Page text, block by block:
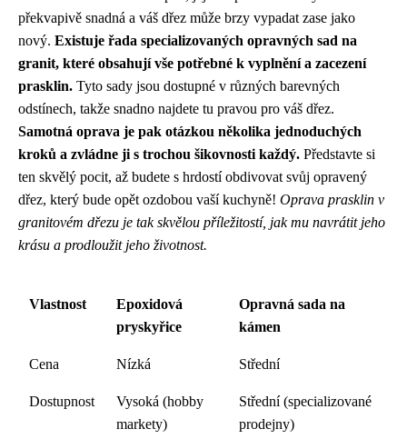
překvapivě snadná a váš dřez může brzy vypadat zase jako
nový. Existuje řada specializovaných opravných sad na
granit, které obsahují vše potřebné k vyplnění a zacezení
prasklin. Tyto sady jsou dostupné v různých barevných
odstínech, takže snadno najdete tu pravou pro váš dřez.
Samotná oprava je pak otázkou několika jednoduchých
kroků a zvládne ji s trochou šikovnosti každý. Představte si
ten skvělý pocit, až budete s hrdostí obdivovat svůj opravený
dřez, který bude opět ozdobou vaší kuchyně! Oprava prasklin v
granitovém dřezu je tak skvělou příležitostí, jak mu navrátit jeho
krásu a prodloužit jeho životnost.
Vlastnost
Epoxidová
pryskyřice
Opravná sada na
kámen
Cena Nízká Střední
Dostupnost
Vysoká (hobby
markety)
Střední (specializované
prodejny)